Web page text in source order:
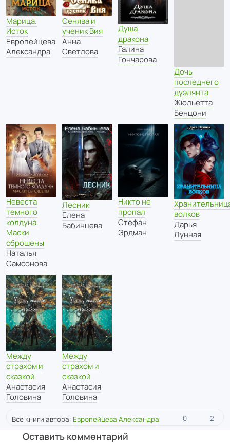
Марица.
Исток
Европейцева
Александра
Сенява и
ученик Вия
Анна
Светлова
Душа
дракона
Галина
Гончарова
Дочь
последнего
дуэлянта
Жюльетта
Бенцони
Невеста
темного
колдуна.
Маски
сброшены
Наталья
Самсонова
Лесник
Елена
Бабинцева
Никто не
пропал
Стефан
Эрдман
волков
Дарья
Лунная
Между
страхом и
сказкой
Анастасия
Головина
Между
страхом и
сказкой
Анастасия
Головина
Все книги автора: Европейцева Александра 0 2
Оставить комментарий